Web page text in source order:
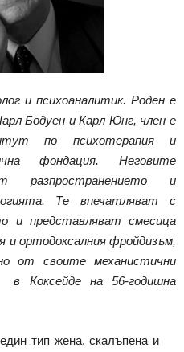
и психоаналитик. Роден е
Бодуен и Карл Юнг, член е
по психотерапия и
фондация. Неговите
и
Те впечатляват с
и представляват смесица
и ортодоксалния фройдизъм,
от своите механистични
в Коксейде на 56-годишна
тип жена, скалъпена и